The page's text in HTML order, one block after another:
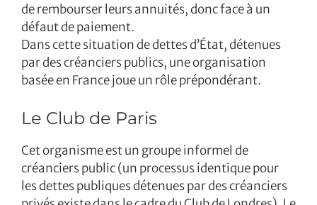
de rembourser leurs annuités, donc face à un
défaut de paiement.
Dans cette situation de dettes d’État, détenues
par des créanciers publics, une organisation
basée en France joue un rôle prépondérant.
Le Club de Paris
Cet organisme est un groupe informel de
créanciers public (un processus identique pour
les dettes publiques détenues par des créanciers